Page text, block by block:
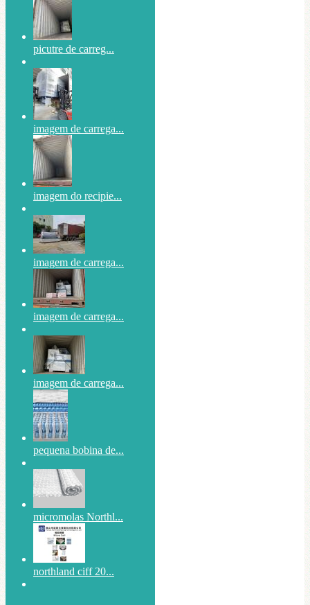
picutre de carreg...
imagem de carrega...
imagem do recipie...
imagem de carrega...
imagem de carrega...
imagem de carrega...
pequena bobina de...
micromolas Northl...
northland ciff 20...